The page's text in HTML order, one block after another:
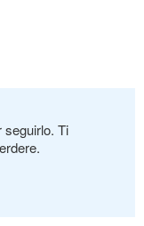
seguirlo. Ti